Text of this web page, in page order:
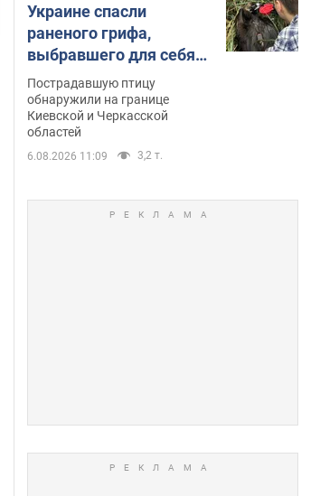
Украине спасли
раненого грифа,
выбравшего для себя
нетипичный маршрут.
Фото
Пострадавшую птицу
обнаружили на границе
Киевской и Черкасской
областей
6.08.2026 11:09 3,2 т.